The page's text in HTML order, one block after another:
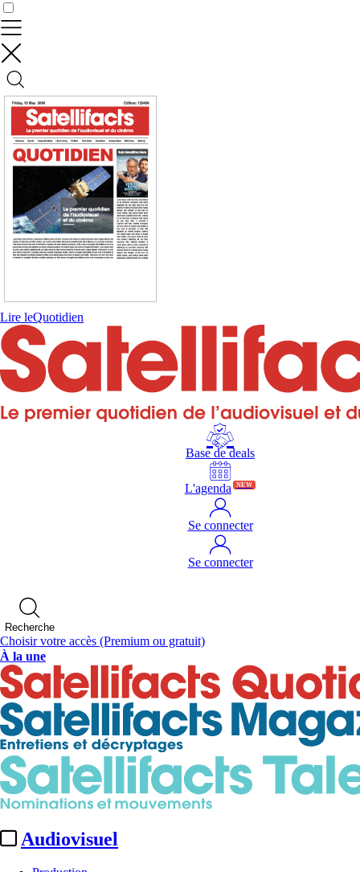
Lire leQuotidien
Base de deals
L'agenda NEW
Se connecter
Se connecter
Recherche
Choisir votre accès (Premium ou gratuit)
À la une
Audiovisuel
Contrôler vos données